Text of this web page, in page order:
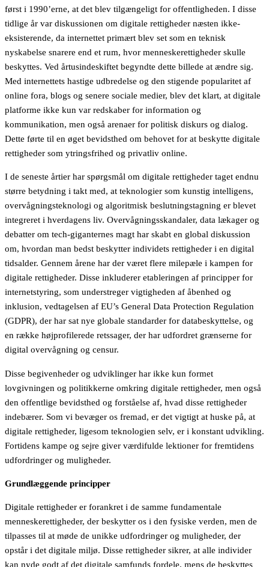
først i 1990’erne, at det blev tilgængeligt for offentligheden. I disse
tidlige år var diskussionen om digitale rettigheder næsten ikke-
eksisterende, da internettet primært blev set som en teknisk
nyskabelse snarere end et rum, hvor menneskerettigheder skulle
beskyttes. Ved årtusindeskiftet begyndte dette billede at ændre sig.
Med internettets hastige udbredelse og den stigende popularitet af
online fora, blogs og senere sociale medier, blev det klart, at digitale
platforme ikke kun var redskaber for information og
kommunikation, men også arenaer for politisk diskurs og dialog.
Dette førte til en øget bevidsthed om behovet for at beskytte digitale
rettigheder som ytringsfrihed og privatliv online.
I de seneste årtier har spørgsmål om digitale rettigheder taget endnu
større betydning i takt med, at teknologier som kunstig intelligens,
overvågningsteknologi og algoritmisk beslutningstagning er blevet
integreret i hverdagens liv. Overvågningsskandaler, data lækager og
debatter om tech-giganternes magt har skabt en global diskussion
om, hvordan man bedst beskytter individets rettigheder i en digital
tidsalder. Gennem årene har der været flere milepæle i kampen for
digitale rettigheder. Disse inkluderer etableringen af principper for
internetstyring, som understreger vigtigheden af åbenhed og
inklusion, vedtagelsen af EU’s General Data Protection Regulation
(GDPR), der har sat nye globale standarder for databeskyttelse, og
en række højprofilerede retssager, der har udfordret grænserne for
digital overvågning og censur.
Disse begivenheder og udviklinger har ikke kun formet
lovgivningen og politikkerne omkring digitale rettigheder, men også
den offentlige bevidsthed og forståelse af, hvad disse rettigheder
indebærer. Som vi bevæger os fremad, er det vigtigt at huske på, at
digitale rettigheder, ligesom teknologien selv, er i konstant udvikling.
Fortidens kampe og sejre giver værdifulde lektioner for fremtidens
udfordringer og muligheder.
Grundlæggende principper
Digitale rettigheder er forankret i de samme fundamentale
menneskerettigheder, der beskytter os i den fysiske verden, men de
tilpasses til at møde de unikke udfordringer og muligheder, der
opstår i det digitale miljø. Disse rettigheder sikrer, at alle individer
kan nyde godt af det digitale samfunds fordele, mens de beskyttes